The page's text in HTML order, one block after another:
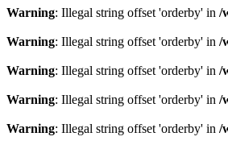
Warning: Illegal string offset 'orderby' in /
Warning: Illegal string offset 'orderby' in /
Warning: Illegal string offset 'orderby' in /
Warning: Illegal string offset 'orderby' in /
Warning: Illegal string offset 'orderby' in /